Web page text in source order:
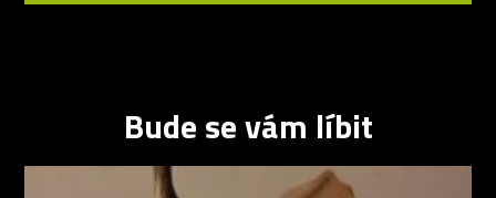
Bude se vám líbit